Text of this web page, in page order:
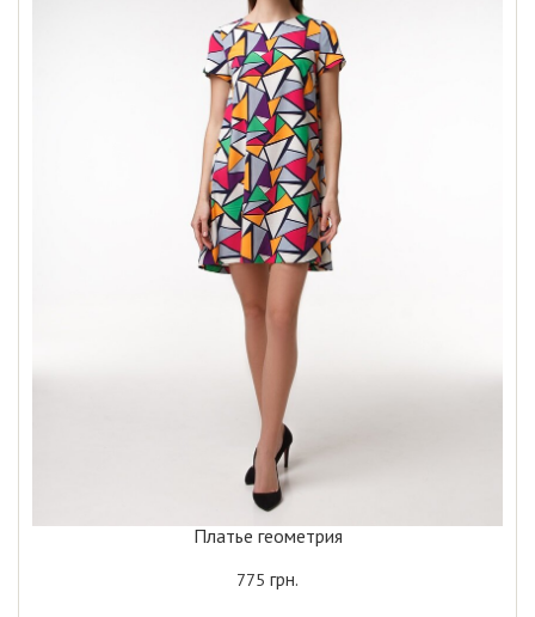
Платье геометрия
775 грн.